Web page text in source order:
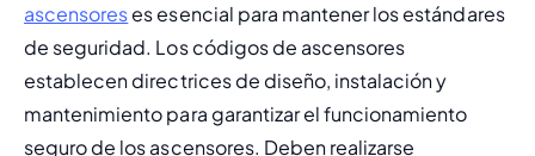
ascensores es esencial para mantener los estándares
de seguridad. Los códigos de ascensores
establecen directrices de diseño, instalación y
mantenimiento para garantizar el funcionamiento